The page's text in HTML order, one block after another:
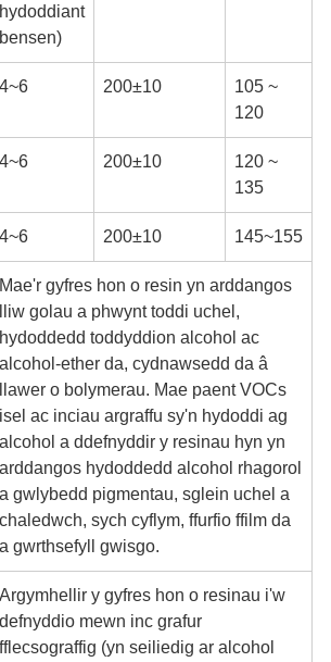
hydoddiant
bensen)
4~6 200±10
105 ~
120
4~6 200±10
120 ~
135
4~6 200±10 145~155
Mae'r gyfres hon o resin yn arddangos
lliw golau a phwynt toddi uchel,
hydoddedd toddyddion alcohol ac
alcohol-ether da, cydnawsedd da â
llawer o bolymerau. Mae paent VOCs
isel ac inciau argraffu sy'n hydoddi ag
alcohol a ddefnyddir y resinau hyn yn
arddangos hydoddedd alcohol rhagorol
a gwlybedd pigmentau, sglein uchel a
chaledwch, sych cyflym, ffurfio ffilm da
a gwrthsefyll gwisgo.
Argymhellir y gyfres hon o resinau i'w
defnyddio mewn inc grafur
fflecsograffig (yn seiliedig ar alcohol